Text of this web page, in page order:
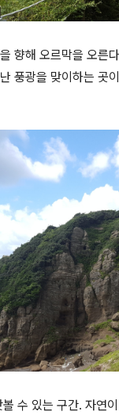
향해 오르막을 오른
풍광을 맞이하는 곳
수 있는 구간. 자연